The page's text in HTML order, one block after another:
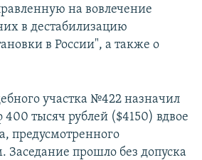
на вовлечение
в дестабилизацию
в России", а также о
участка №422 назначил
тысяч рублей ($4150) вдвое
Заседание прошло без допуска